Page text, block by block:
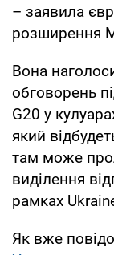
– заявила
розширення
Вона
обговорень
G20 у
який
там може
виділення
рамках
Як вже